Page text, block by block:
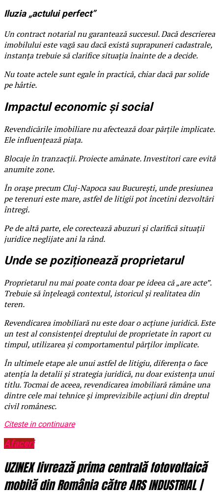
Iluzia „actului perfect”
Un contract notarial nu garantează succesul. Dacă descrierea
imobilului este vagă sau dacă există suprapuneri cadastrale,
instanța trebuie să clarifice situația înainte de a decide.
Nu toate actele sunt egale în practică, chiar dacă par solide
pe hârtie.
Impactul economic și social
Revendicările imobiliare nu afectează doar părțile implicate.
Ele influențează piața.
Blocaje în tranzacții. Proiecte amânate. Investitori care evită
anumite zone.
În orașe precum Cluj-Napoca sau București, unde presiunea
pe terenuri este mare, astfel de litigii pot încetini dezvoltări
întregi.
Pe de altă parte, ele corectează abuzuri și clarifică situații
juridice neglijate ani la rând.
Unde se poziționează proprietarul
Proprietarul nu mai poate conta doar pe ideea că „are acte”.
Trebuie să înțeleagă contextul, istoricul și realitatea din
teren.
Revendicarea imobiliară nu este doar o acțiune juridică. Este
un test al consistenței dreptului de proprietate în raport cu
timpul, utilizarea și comportamentul părților implicate.
În ultimele etape ale unui astfel de litigiu, diferența o face
atenția la detalii și strategia juridică, nu doar existența unui
titlu. Tocmai de aceea, revendicarea imobiliară rămâne una
dintre cele mai tehnice și imprevizibile acțiuni din dreptul
civil românesc.
Citeste in continuare
Afaceri
UZINEX livrează prima centrală fotovoltaică
mobilă din România către ARS INDUSTRIAL |